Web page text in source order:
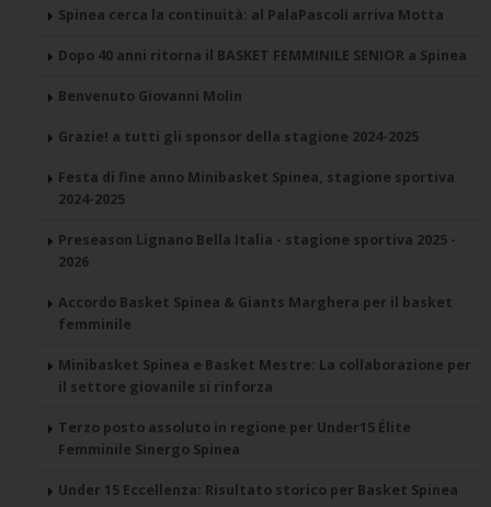
Spinea cerca la continuità: al PalaPascoli arriva Motta
Dopo 40 anni ritorna il BASKET FEMMINILE SENIOR a Spinea
Benvenuto Giovanni Molin
Grazie! a tutti gli sponsor della stagione 2024-2025
Festa di fine anno Minibasket Spinea, stagione sportiva
2024-2025
Preseason Lignano Bella Italia - stagione sportiva 2025 -
2026
Accordo Basket Spinea & Giants Marghera per il basket
femminile
Minibasket Spinea e Basket Mestre: La collaborazione per
il settore giovanile si rinforza
Terzo posto assoluto in regione per Under15 Élite
Femminile Sinergo Spinea
Under 15 Eccellenza: Risultato storico per Basket Spinea